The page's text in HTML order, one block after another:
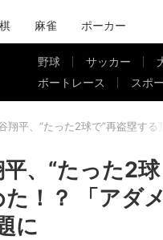
麻雀 ポーカー
野球 サッカー
ボートレース
スポ
平、“たった2球で”再盗塁す
、“たった2球
！？ 「アダメ
に